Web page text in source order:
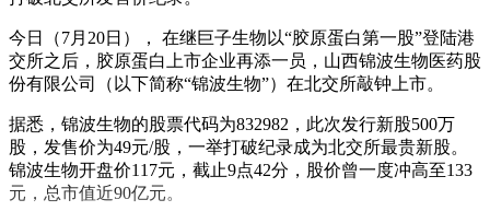
今日（7月20日）， 在继巨子生物以“胶原蛋白第一股”登陆港
交所之后，胶原蛋白上市企业再添一员，山西锦波生物医药股
份有限公司（以下简称“锦波生物”）在北交所敲钟上市。
据悉，锦波生物的股票代码为832982，此次发行新股500万
股，发售价为49元/股，一举打破纪录成为北交所最贵新股。
锦波生物开盘价117元，截止9点42分，股价曾一度冲高至133
元，总市值近90亿元。